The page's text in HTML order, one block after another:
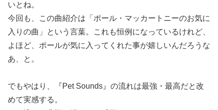
いとね。
今回も、この曲紹介は「ポール・マッカートニーのお気に
入りの曲」という言葉。これも恒例になっているけれど、
よほど、ポールが気に入ってくれた事が嬉しいんだろうな
あ、と。
でもやはり、『Pet Sounds』の流れは最強・最高だと改
めて実感する。